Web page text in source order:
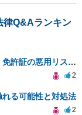
律Q&Aランキン
出会い系で知り合った相手に詐欺被害、免許証の悪用リスクと対策。
2
る可能性と対処法
2